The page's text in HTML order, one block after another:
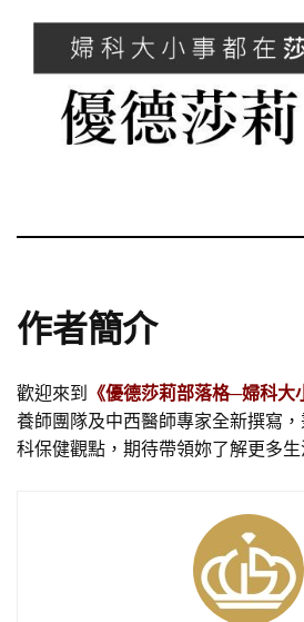
作者簡介
歡迎來到 《優德莎莉部落格─婦科大
養師團隊及中西醫師專家全新撰寫
科保健觀點，期待帶領妳了解更多